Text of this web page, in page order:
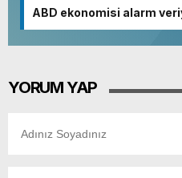
ABD ekonomisi alarm
YORUM YAP